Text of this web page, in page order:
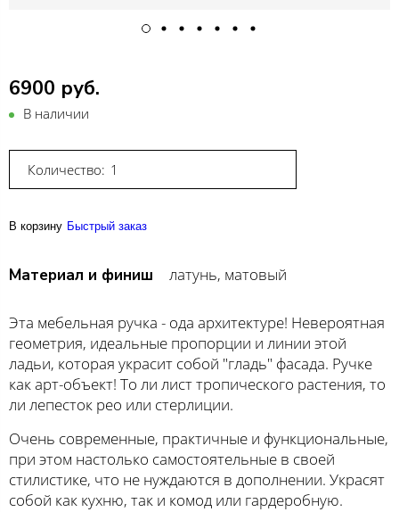
6900 руб.
В наличии
Количество:
В корзину Быстрый заказ
Материал и финиш латунь, матовый
Эта мебельная ручка - ода архитектуре! Невероятная
геометрия, идеальные пропорции и линии этой
ладьи, которая украсит собой "гладь" фасада. Ручке
как арт-объект! То ли лист тропического растения, то
ли лепесток рео или стерлиции.
Очень современные, практичные и функциональные,
при этом настолько самостоятельные в своей
стилистике, что не нуждаются в дополнении. Украсят
собой как кухню, так и комод или гардеробную.